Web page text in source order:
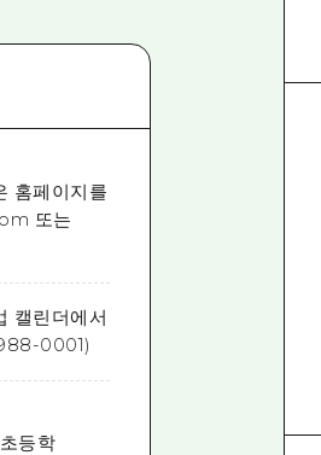
홈페이지를
또는
캘린더에서
0001)
등학